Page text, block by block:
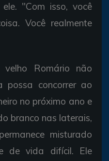
"Com isso, você
Você realmente
Romário não
possa concorrer ao
no próximo ano e
branco nas laterais,
misturado
de vida difícil. Ele